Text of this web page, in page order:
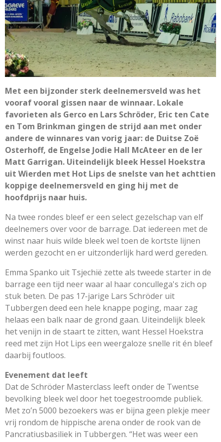
Met een bijzonder sterk deelnemersveld was het
vooraf vooral gissen naar de winnaar. Lokale
favorieten als Gerco en Lars Schröder, Eric ten Cate
en Tom Brinkman gingen de strijd aan met onder
andere de winnares van vorig jaar: de Duitse Zoë
Osterhoff, de Engelse Jodie Hall McAteer en de Ier
Matt Garrigan. Uiteindelijk bleek Hessel Hoekstra
uit Wierden met Hot Lips de snelste van het achttien
koppige deelnemersveld en ging hij met de
hoofdprijs naar huis.
Na twee rondes bleef er een select gezelschap van elf
deelnemers over voor de barrage. Dat iedereen met de
winst naar huis wilde bleek wel toen de kortste lijnen
werden gezocht en er uitzonderlijk hard werd gereden.
Emma Spanko uit Tsjechië zette als tweede starter in de
barrage een tijd neer waar al haar concullega's zich op
stuk beten. De pas 17-jarige Lars Schröder uit
Tubbergen deed een hele knappe poging, maar zag
helaas een balk naar de grond gaan. Uiteindelijk bleek
het venijn in de staart te zitten, want Hessel Hoekstra
reed met zijn Hot Lips een weergaloze snelle rit én bleef
daarbij foutloos.
Evenement dat leeft
Dat de Schröder Masterclass leeft onder de Twentse
bevolking bleek wel door het toegestroomde publiek.
Met zo’n 5000 bezoekers was er bijna geen plekje meer
vrij rondom de hippische arena onder de rook van de
Pancratiusbasiliek in Tubbergen. “Het was weer een